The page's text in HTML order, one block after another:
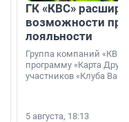
ГК «КВС»
возможности
лояльности
Группа компаний
программу «Карта
участников «Клуба
5 августа, 18:13